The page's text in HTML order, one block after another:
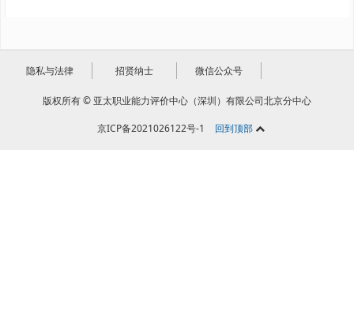
隐私与法律 招贤纳士 微信公众号
版权所有 © 亚太职业能力评价中心（深圳）有限公司北京分中心
京ICP备2021026122号-1 回到顶部